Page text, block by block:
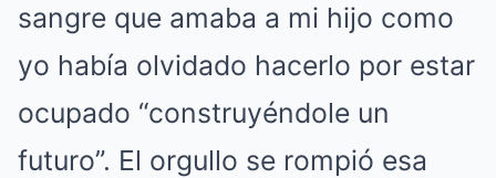
sangre que amaba a mi hijo como
yo había olvidado hacerlo por estar
ocupado “construyéndole un
futuro”. El orgullo se rompió esa